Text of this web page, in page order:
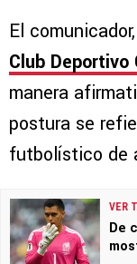
El
Club Deportivo
manera
postura se
futbolístico de
VER
De